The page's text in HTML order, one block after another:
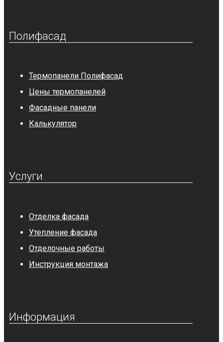
Полифасад
Термопанели Полифасад
Цены термопанелей
Фасадные панели
Калькулятор
Услуги
Отделка фасада
Утепление фасада
Отделочные работы
Инструкция монтажа
Информация